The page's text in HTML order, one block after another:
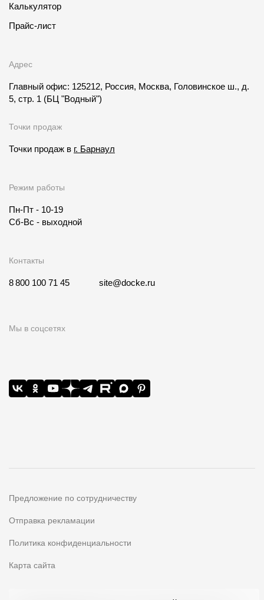
Калькулятор
Прайс-лист
Адрес
Главный офис: 125212, Россия, Москва, Головинское ш., д.
5, стр. 1 (БЦ "Водный")
Точки продаж
Точки продаж в г. Барнаул
Режим работы
Пн-Пт - 10-19
Сб-Вс - выходной
Контакты
8 800 100 71 45 site@docke.ru
Мы в соцсетях
Предложение по сотрудничеству
Отправка рекламации
Политика конфиденциальности
Карта сайта